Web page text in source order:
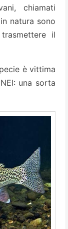
chiamati
natura sono
il
è vittima
una sorta